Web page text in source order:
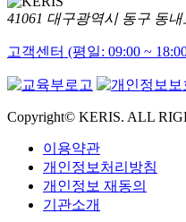
41061 대구광역시 동구 동
고객센터 (평일: 09:00 ~
Copyright© KERIS. ALL
이용약관
개인정보처리방침
개인정보 재동의
기관소개